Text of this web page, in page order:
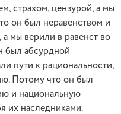
страхом, цензурой, а мы
он был неравенством и
мы верили в равенст во
был абсурдной
пути к рациональности,
Потому что он был
и национальную
их наследниками.